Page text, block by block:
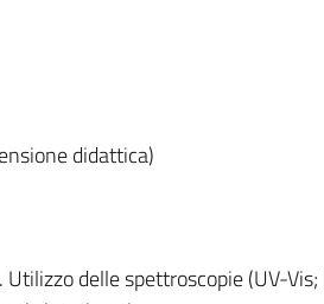
didattica)
delle spettroscopie (UV-Vis;